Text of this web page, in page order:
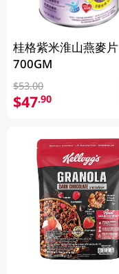
桂格紫米淮山燕麥片
700GM
$53.00
$47.90